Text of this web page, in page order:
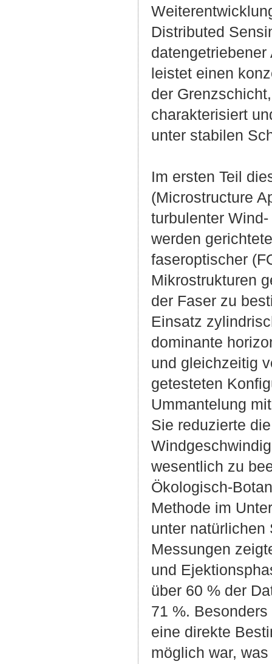
Distributed
leistet einen
der
charakterisiert
unter stabilen
Im ersten Teil
(Microstructure
turbulenter
werden
faseroptischer
Mikrostrukturen
der Faser zu
Einsatz
dominante
und gleichzeitig
getesteten
Ummantelung
Sie reduzierte
wesentlich zu
Ökologisch-
Methode im
unter natürlichen
Messungen
und
über 60 % der
71 %.
eine direkte
möglich war,